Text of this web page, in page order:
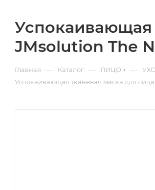
Успокаивающая
JMsolution The
Главная — Каталог — ЛИЦО —
Успокаивающая тканевая маска для